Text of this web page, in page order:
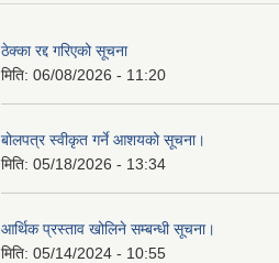
ठेक्का रद्द गरिएको सूचना
मिति: 06/08/2026 - 11:20
बोलपत्र स्वीकृत गर्ने आशयको सूचना।
मिति: 05/18/2026 - 13:34
आर्थिक प्रस्ताव खोलिने सम्बन्धी सूचना।
मिति: 05/14/2024 - 10:55